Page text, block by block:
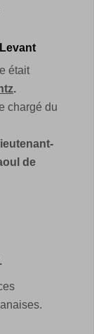
était
.
chargé du
de